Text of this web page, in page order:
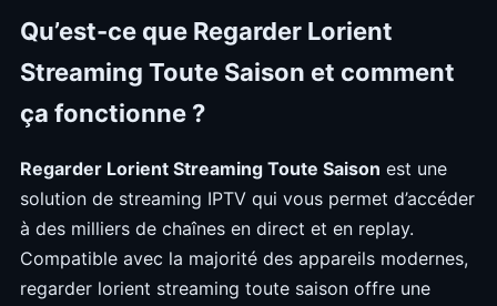
Qu’est-ce que Regarder Lorient
Streaming Toute Saison et comment
ça fonctionne ?
Regarder Lorient Streaming Toute Saison est une
solution de streaming IPTV qui vous permet d’accéder
à des milliers de chaînes en direct et en replay.
Compatible avec la majorité des appareils modernes,
regarder lorient streaming toute saison offre une